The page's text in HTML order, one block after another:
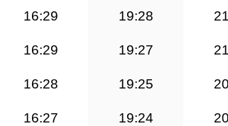
16:29 19:28
16:29 19:27
16:28 19:25
16:27 19:24